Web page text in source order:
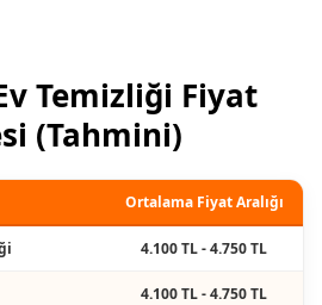
Temizliği Fiyat
(Tahmini)
Ortalama Fiyat Aralığı
4.100 TL - 4.750 TL
4.100 TL - 4.750 TL